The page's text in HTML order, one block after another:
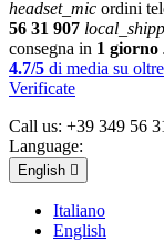
headset_mic ordini
56 31 907
consegna in 1 giorno
4.7/5 di media su
Verificate
Call us: +39 349 56
Language:
English 
Italiano
English